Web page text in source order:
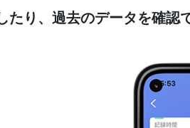
たり、過去のデータを確認